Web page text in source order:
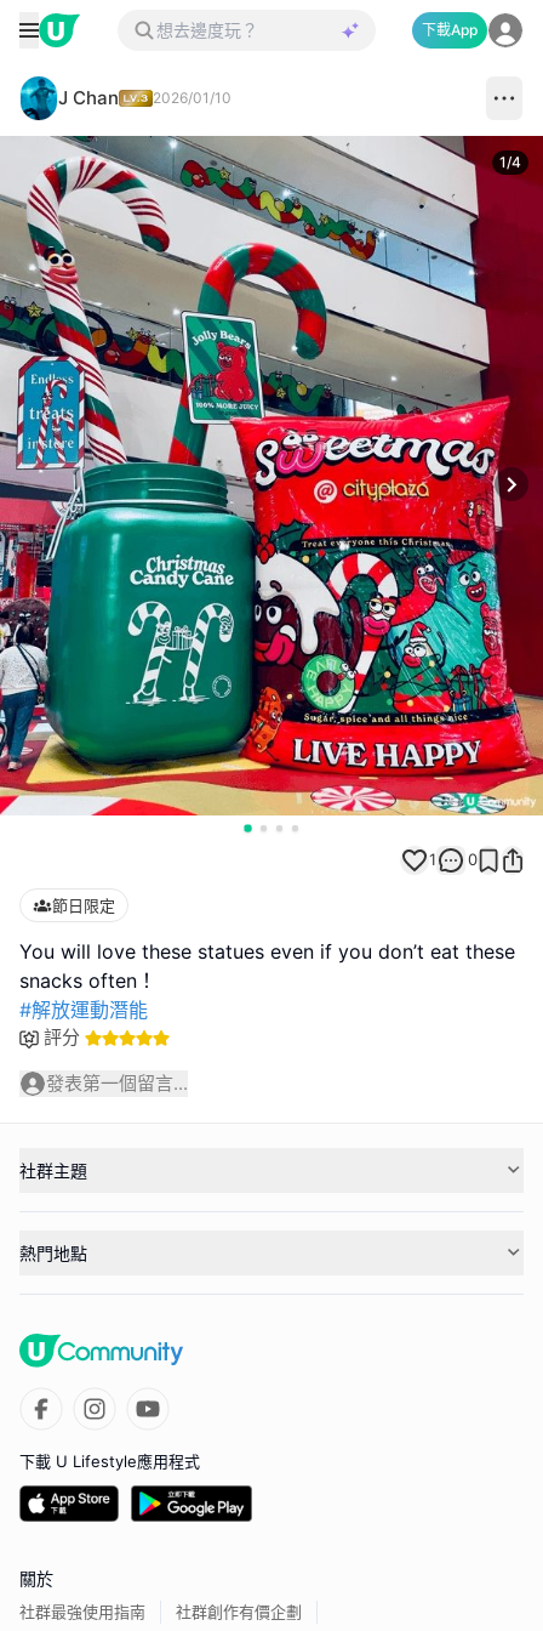
下載App
J Chan 2026/01/10
1/4
1 0
節日限定
You will love these statues even if you don’t eat these
#解放運動潛能
評分
發表第一個留言...
社群主題
熱門地點
下載 U Lifestyle應用程式
關於
社群最強使用指南 社群創作有價企劃